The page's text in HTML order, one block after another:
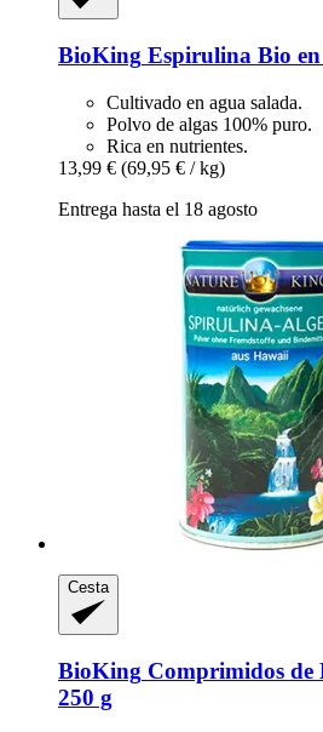
BioKing Espirulina Bio
Cultivado en agua salada.
Polvo de algas 100% puro.
Rica en nutrientes.
13,99 € (69,95 € / kg)
Entrega hasta el 18 agosto
Cesta
BioKing Comprimidos de
250 g